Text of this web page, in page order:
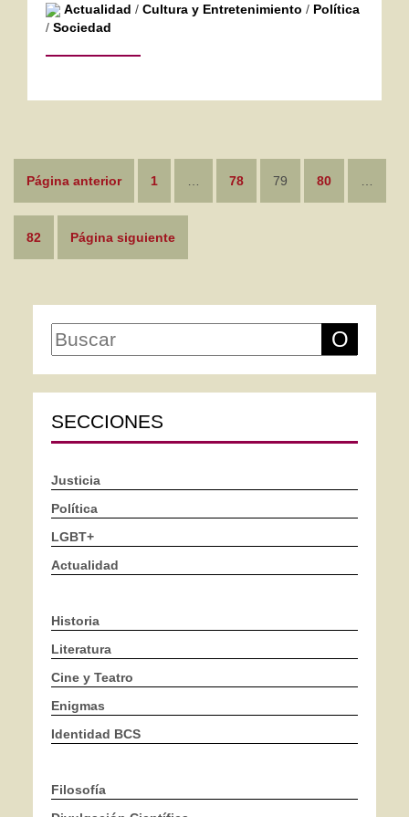
Actualidad / Cultura y Entretenimiento / Política
/ Sociedad
Paginación
de
entradas
Página anterior 1 78 79 80
82 Página siguiente
O
SECCIONES
Justicia
Política
LGBT+
Actualidad
Historia
Literatura
Cine y Teatro
Enigmas
Identidad BCS
Filosofía